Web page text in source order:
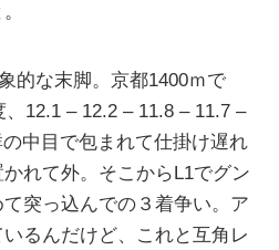
的な末脚。京都1400ｍで
12.1 – 12.2 – 11.8 – 11.7 –
中目で包まれて仕掛け遅れ
れて外。そこからL1でグン
突っ込んでの３着争い。ア
るんだけど、これと互角レ